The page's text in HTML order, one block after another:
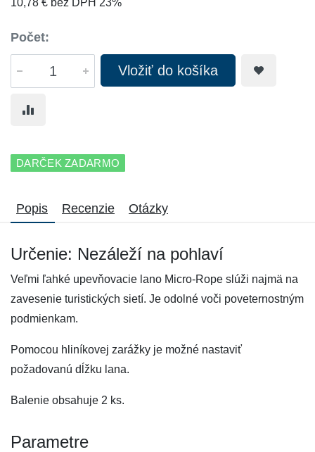
10,78 € bez DPH 23%
Počet:
Vložiť do košíka
DARČEK ZADARMO
Popis Recenzie Otázky
Určenie: Nezáleží na pohlaví
Veľmi ľahké upevňovacie lano Micro-Rope slúži najmä na
zavesenie turistických sietí. Je odolné voči poveternostným
podmienkam.
Pomocou hliníkovej zarážky je možné nastaviť
požadovanú dĺžku lana.
Balenie obsahuje 2 ks.
Parametre